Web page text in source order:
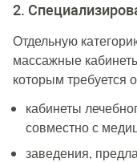
2.
Отдельную
массажные
которым требуется
кабинеты
совместно с
заведения,